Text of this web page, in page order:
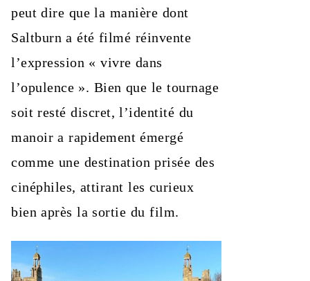
peut dire que la manière dont
Saltburn a été filmé réinvente
l’expression « vivre dans
l’opulence ». Bien que le tournage
soit resté discret, l’identité du
manoir a rapidement émergé
comme une destination prisée des
cinéphiles, attirant les curieux
bien après la sortie du film.